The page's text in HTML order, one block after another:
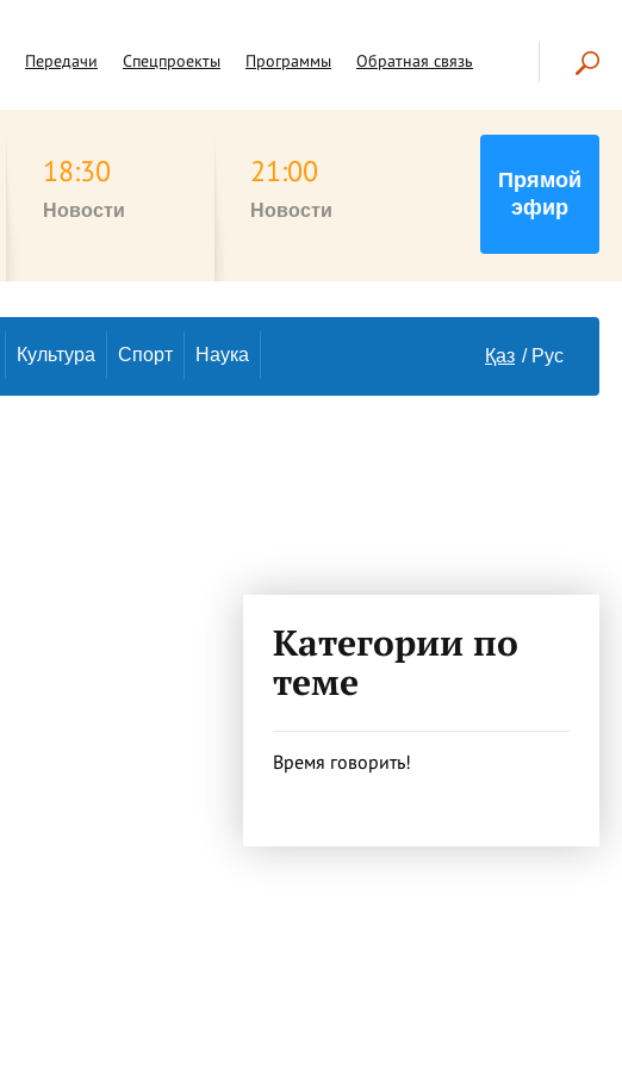
Передачи Спецпроекты Программы Обратная связь
18:30
Новости
21:00
Новости
Прямой
эфир
Культура Спорт Наука Қаз Рус
Категории по
теме
Время говорить!